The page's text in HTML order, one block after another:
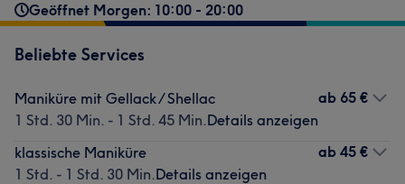
Geöffnet Morgen: 10:00 - 20:00
Beliebte Services
Maniküre mit Gellack / Shellac
1 Std. 30 Min. - 1 Std. 45 Min.Details anzeigen
ab 65 €
klassische Maniküre
1 Std. - 1 Std. 30 Min.Details anzeigen
ab 45 €